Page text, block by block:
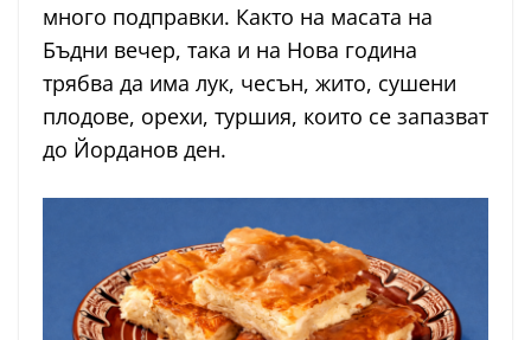
много подправки. Както на масата на
Бъдни вечер, така и на Нова година
трябва да има лук, чесън, жито, сушени
плодове, орехи, туршия, които се запазват
до Йорданов ден.